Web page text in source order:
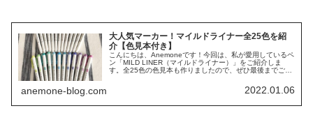
大人気マーカー！マイルドライナー全25色を紹
介【色見本付き】
こんにちは、Anemoneです！今回は、私が愛用しているペ
ン「MILD LINER（マイルドライナー）」をご紹介しま
す。全25色の色見本も作りましたので、ぜひ最後までご覧
anemone-blog.com 2022.01.06